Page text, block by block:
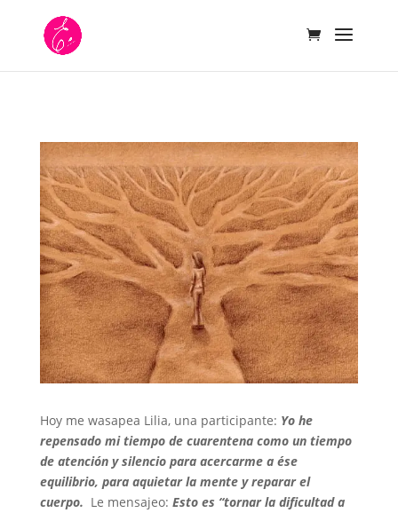
Hoy me wasapea Lilia, una participante: Yo he
repensado mi tiempo de cuarentena como un tiempo
de atención y silencio para acercarme a ése
equilibrio, para aquietar la mente y reparar el
cuerpo. Le mensajeo: Esto es “tornar la dificultad a